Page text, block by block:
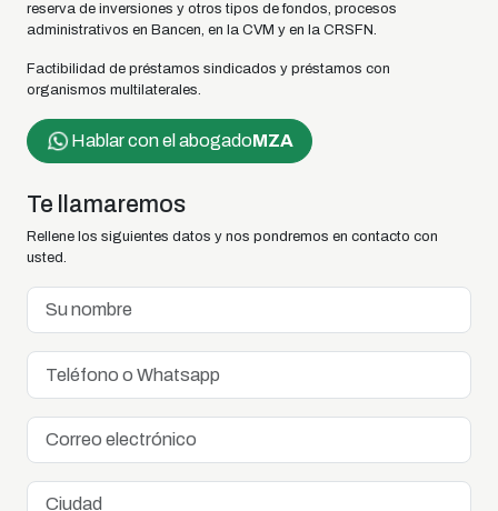
reserva de inversiones y otros tipos de fondos, procesos
administrativos en Bancen, en la CVM y en la CRSFN.
Factibilidad de préstamos sindicados y préstamos con
organismos multilaterales.
Hablar con el abogadoMZA
Te llamaremos
Rellene los siguientes datos y nos pondremos en contacto con
usted.